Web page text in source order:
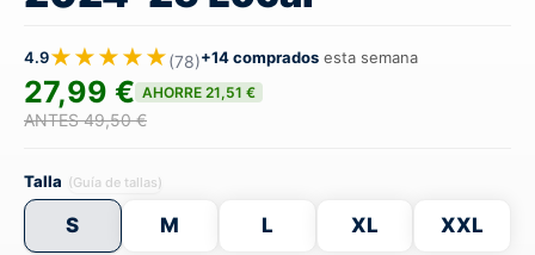
4.9★★★★★(78)+14 comprados esta semana
27,99 € AHORRE 21,51 €
ANTES 49,50 €
Talla (Guía de tallas)
S M L XL XXL